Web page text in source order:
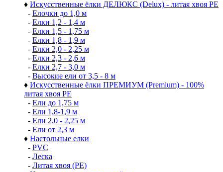
♦ Искусственные ёлки ДЕЛЮКС (Delux) - литая хвоя РЕ
- Елочки до 1,0 м
- Елки 1,2 - 1,4 м
- Елки 1,5 - 1,75 м
- Елки 1,8 - 1,9 м
- Елки 2,0 - 2,25 м
- Елки 2,3 - 2,6 м
- Елки 2,7 - 3,0 м
- Высокие ели от 3,5 - 8 м
♦ Искусственные ёлки ПРЕМИУМ (Premium) - 100%
литая хвоя РЕ
- Ели до 1,75 м
- Ели 1,8-1,9 м
- Ели 2,0 - 2,25 м
- Ели от 2,3 м
♦ Настольные елки
- PVC
- Леска
- Литая хвоя (РЕ)